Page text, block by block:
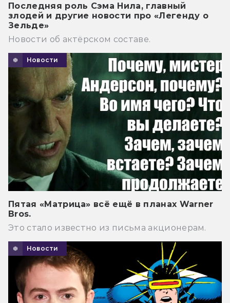
Последняя роль Сэма Нила, главный
злодей и другие новости про «Легенду о
Зельде»
Новости об актёрском составе.
Новости
Пятая «Матрица» всё ещё в планах Warner
Bros.
Это стало известно из письма акционерам.
Новости